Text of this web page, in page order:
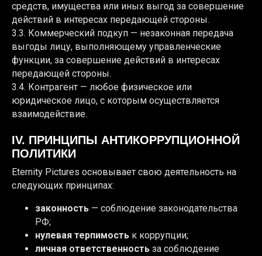
средств, имущества или иных выгод за совершение
действий в интересах передающей стороны.
3.3. Коммерческий подкуп — незаконная передача
выгоды лицу, выполняющему управленческие
функции, за совершение действий в интересах
передающей стороны.
3.4. Контрагент — любое физическое или
юридическое лицо, с которым осуществляется
взаимодействие.
IV. ПРИНЦИПЫ АНТИКОРРУПЦИОННОЙ
ПОЛИТИКИ
Eternity Pictures основывает свою деятельность на
следующих принципах:
законность — соблюдение законодательства
РФ;
нулевая терпимость к коррупции;
личная ответственность за соблюдение